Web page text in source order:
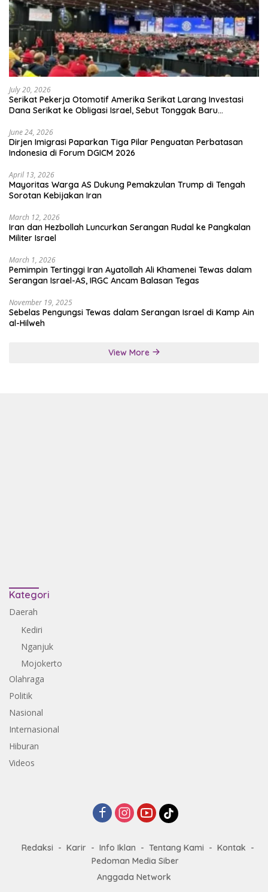
July 20, 2026
Serikat Pekerja Otomotif Amerika Serikat Larang Investasi
Dana Serikat ke Obligasi Israel, Sebut Tonggak Baru
June 24, 2026
Dirjen Imigrasi Paparkan Tiga Pilar Penguatan Perbatasan
Indonesia di Forum DGICM 2026
April 13, 2026
Mayoritas Warga AS Dukung Pemakzulan Trump di Tengah
Sorotan Kebijakan Iran
March 12, 2026
Iran dan Hezbollah Luncurkan Serangan Rudal ke Pangkalan
Militer Israel
March 1, 2026
Pemimpin Tertinggi Iran Ayatollah Ali Khamenei Tewas dalam
Serangan Israel-AS, IRGC Ancam Balasan Tegas
November 19, 2025
Sebelas Pengungsi Tewas dalam Serangan Israel di Kamp Ain
al-Hilweh
View More
Kategori
Daerah
Kediri
Nganjuk
Mojokerto
Olahraga
Politik
Nasional
Internasional
Hiburan
Videos
Redaksi Karir Info Iklan Tentang Kami
Kontak
Pedoman Media Siber
Anggada Network